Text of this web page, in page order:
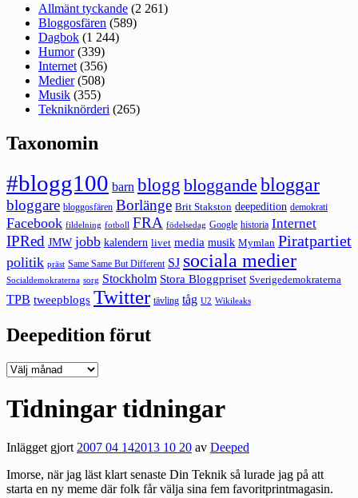
Allmänt tyckande (2 261)
Bloggosfären (589)
Dagbok (1 244)
Humor(339)
Internet (356)
Medier(508)
Musik (355)
Tekniknörderi (265)
Taxonomin
#blogg100 barn blogg bloggande bloggar
bloggare bloggosfären Borlänge Brit Stakston deepedition demokrati
Facebook fildelning fotboll FRA födelsedag Google historia Internet
IPRed JMW jobb kalendern livet media musik Mymlan Piratpartiet
politik präst Same Same But Different SJ sociala medier
Socialdemokraterna sorg Stockholm Stora Bloggpriset Sverigedemokraterna
TPB tweepblogs Twitter tävling tåg U2 Wikileaks
Deepedition förut
Deepedition
Tidningar tidningar
Inlägget gjort2007 04 142013 10 20 av Deeped
Imorse, när jag läst klart senaste Din Teknik så lurade jag på att
starta en ny meme där folk får välja sina fem favoritprintmagasin.